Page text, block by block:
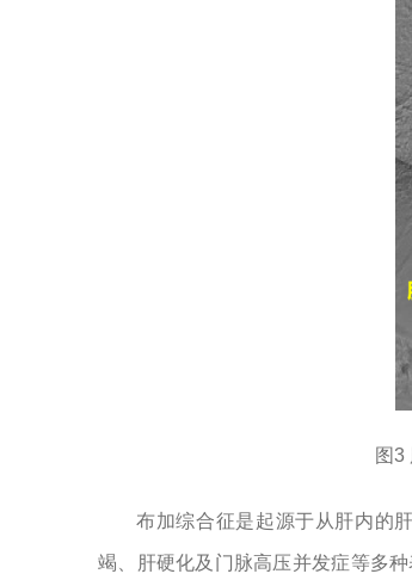
图3
布加综合征是起源于从肝内的
竭、肝硬化及门脉高压并发症等多